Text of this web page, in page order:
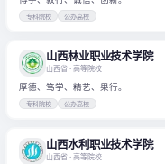
专科院校 公办高校
山西林业职业技术学院
山西省· 高等院校
厚德、笃学、精艺、果行。
专科院校 公办高校
山西水利职业技术学院
山西省· 高等院校